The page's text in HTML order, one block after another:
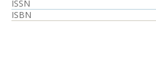
ISSN
ISBN